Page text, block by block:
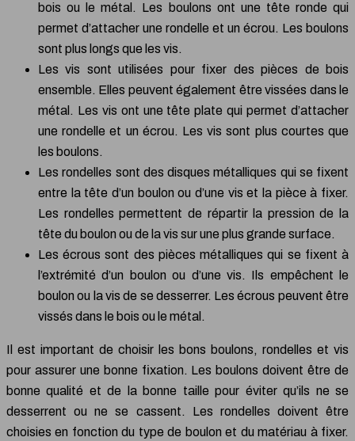
bois ou le métal. Les boulons ont une tête ronde qui
permet d’attacher une rondelle et un écrou. Les boulons
sont plus longs que les vis.
Les vis sont utilisées pour fixer des pièces de bois
ensemble. Elles peuvent également être vissées dans le
métal. Les vis ont une tête plate qui permet d’attacher
une rondelle et un écrou. Les vis sont plus courtes que
les boulons.
Les rondelles sont des disques métalliques qui se fixent
entre la tête d’un boulon ou d’une vis et la pièce à fixer.
Les rondelles permettent de répartir la pression de la
tête du boulon ou de la vis sur une plus grande surface.
Les écrous sont des pièces métalliques qui se fixent à
l’extrémité d’un boulon ou d’une vis. Ils empêchent le
boulon ou la vis de se desserrer. Les écrous peuvent être
vissés dans le bois ou le métal.
Il est important de choisir les bons boulons, rondelles et vis
pour assurer une bonne fixation. Les boulons doivent être de
bonne qualité et de la bonne taille pour éviter qu’ils ne se
desserrent ou ne se cassent. Les rondelles doivent être
choisies en fonction du type de boulon et du matériau à fixer.